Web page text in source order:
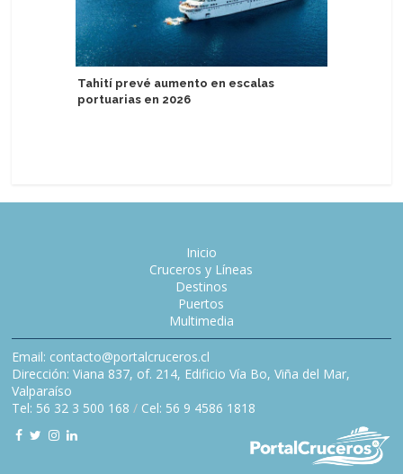
Tahití prevé aumento en escalas
portuarias en 2026
Inicio
Cruceros y Líneas
Destinos
Puertos
Multimedia
Email: contacto@portalcruceros.cl
Dirección: Viana 837, of. 214, Edificio Vía Bo, Viña del Mar,
Valparaíso
Tel: 56 32 3 500 168 / Cel: 56 9 4586 1818